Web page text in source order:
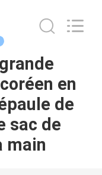
en
de
sac de
main